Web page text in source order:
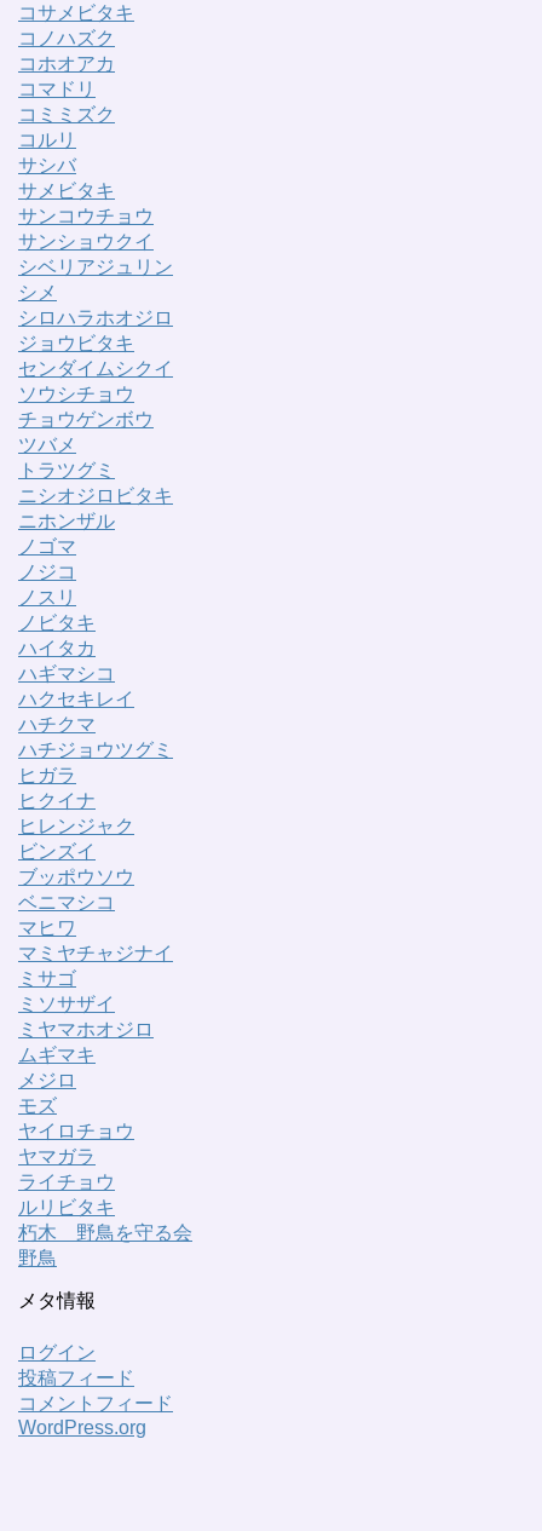
コサメビタキ
コノハズク
コホオアカ
コマドリ
コミミズク
コルリ
サシバ
サメビタキ
サンコウチョウ
サンショウクイ
シベリアジュリン
シメ
シロハラホオジロ
ジョウビタキ
センダイムシクイ
ソウシチョウ
チョウゲンボウ
ツバメ
トラツグミ
ニシオジロビタキ
ニホンザル
ノゴマ
ノジコ
ノスリ
ノビタキ
ハイタカ
ハギマシコ
ハクセキレイ
ハチクマ
ハチジョウツグミ
ヒガラ
ヒクイナ
ヒレンジャク
ビンズイ
ブッポウソウ
ベニマシコ
マヒワ
マミヤチャジナイ
ミサゴ
ミソサザイ
ミヤマホオジロ
ムギマキ
メジロ
モズ
ヤイロチョウ
ヤマガラ
ライチョウ
ルリビタキ
朽木 野鳥を守る会
野鳥
メタ情報
ログイン
投稿フィード
コメントフィード
WordPress.org